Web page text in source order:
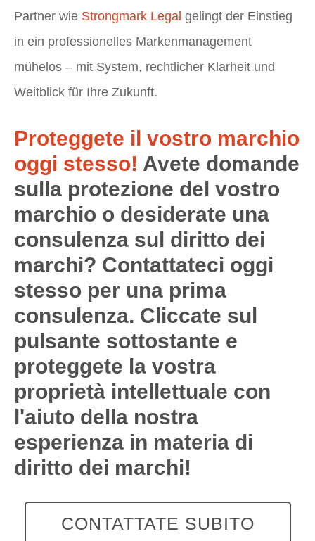
Partner wie Strongmark Legal gelingt der Einstieg
in ein professionelles Markenmanagement
mühelos – mit System, rechtlicher Klarheit und
Weitblick für Ihre Zukunft.
Proteggete il vostro marchio
oggi stesso! Avete domande
sulla protezione del vostro
marchio o desiderate una
consulenza sul diritto dei
marchi? Contattateci oggi
stesso per una prima
consulenza. Cliccate sul
pulsante sottostante e
proteggete la vostra
proprietà intellettuale con
l'aiuto della nostra
esperienza in materia di
diritto dei marchi!
CONTATTATE SUBITO